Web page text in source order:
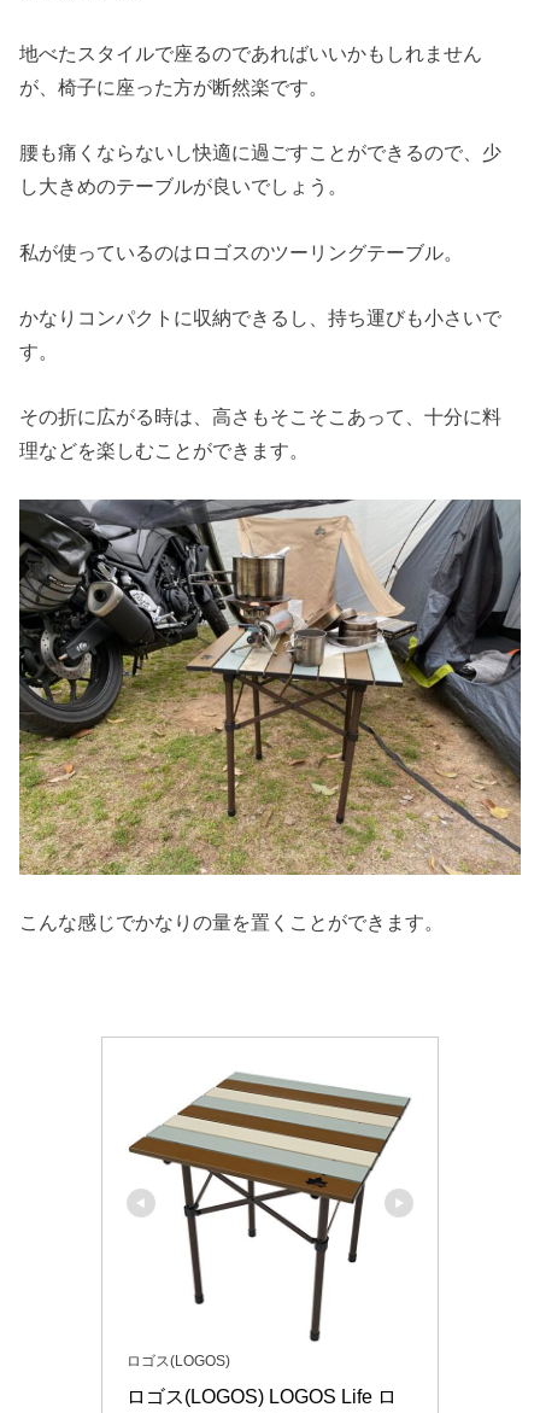
地べたスタイルで座るのであればいいかもしれません
が、椅子に座った方が断然楽です。
腰も痛くならないし快適に過ごすことができるので、少
し大きめのテーブルが良いでしょう。
私が使っているのはロゴスのツーリングテーブル。
かなりコンパクトに収納できるし、持ち運びも小さいで
す。
その折に広がる時は、高さもそこそこあって、十分に料
理などを楽しむことができます。
こんな感じでかなりの量を置くことができます。
ロゴス(LOGOS)
ロゴス(LOGOS) LOGOS Life ロ